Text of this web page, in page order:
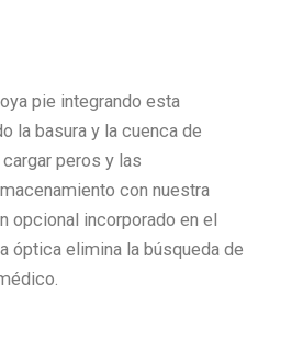
pie integrando esta
la basura y la cuenca de
peros y las
con nuestra
opcional incorporado en el
óptica elimina la búsqueda de